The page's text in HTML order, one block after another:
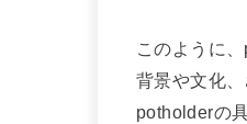
このように
背景や文化
potholderの